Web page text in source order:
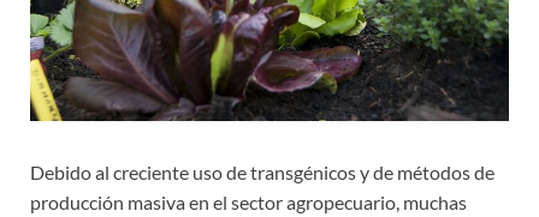
Debido al creciente uso de transgénicos y de métodos de
producción masiva en el sector agropecuario, muchas